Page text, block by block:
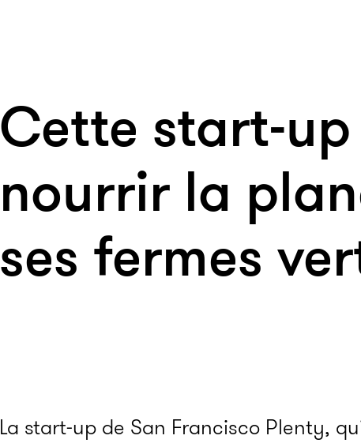
Cette start-
nourrir la
ses fermes
La start-up de San Francisco Plenty,